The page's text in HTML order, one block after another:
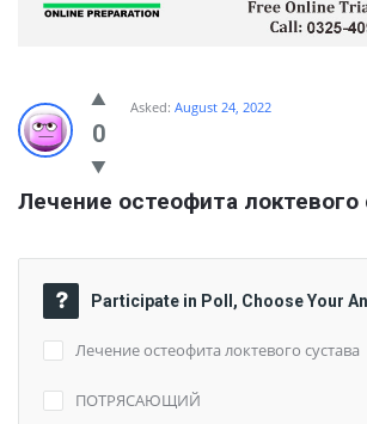
0
Asked: August 24, 2022
Лечение остеофита локтевого
Participate in Poll, Choose Your
Лечение остеофита локтевого сустава
ПОТРЯСАЮЩИЙ